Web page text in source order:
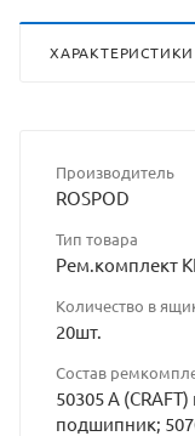
ХАРАКТЕРИСТИКИ
Производитель
ROSPOD
Тип товара
Рем.комплект
Количество в
20шт.
Состав
50305 А
подшипник;